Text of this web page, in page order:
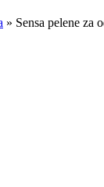
» Sensa pelene za